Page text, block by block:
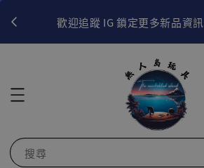
歡迎追蹤 IG 鎖定更多新品資訊
搜尋